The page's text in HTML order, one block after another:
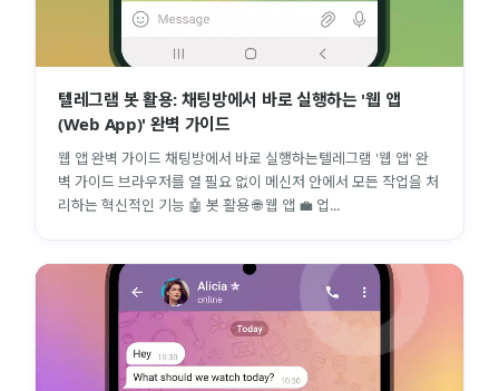
텔레그램 봇 활용: 채팅방에서 바로 실행하는 '웹 앱
(Web App)' 완벽 가이드
웹 앱 완벽 가이드 채팅방에서 바로 실행하는텔레그램 '웹 앱' 완
벽 가이드 브라우저를 열 필요 없이 메신저 안에서 모든 작업을 처
리하는 혁신적인 기능 🤖 봇 활용 🌐 웹 앱 💼 업...